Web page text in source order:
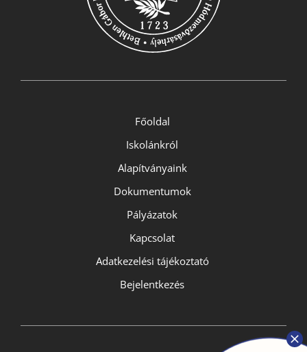
Főoldal
Iskolánkról
Alapítványaink
Dokumentumok
Pályázatok
Kapcsolat
Adatkezelési tájékoztató
Bejelentkezés